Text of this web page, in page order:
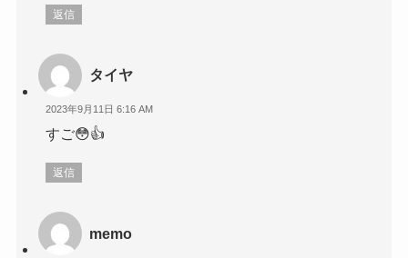
返信
タイヤ
2023年9月11日 6:16 AM
すご😳👍
返信
memo